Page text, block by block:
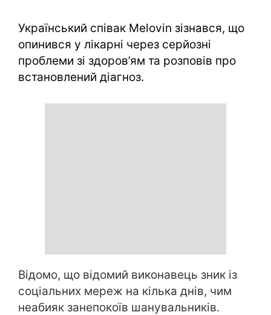
Український співак Melovin зізнався, що
опинився у лікарні через серйозні
проблеми зі здоров’ям та розповів про
встановлений діагноз.
Відомо, що відомий виконавець зник із
соціальних мереж на кілька днів, чим
неабияк занепокоїв шанувальників.